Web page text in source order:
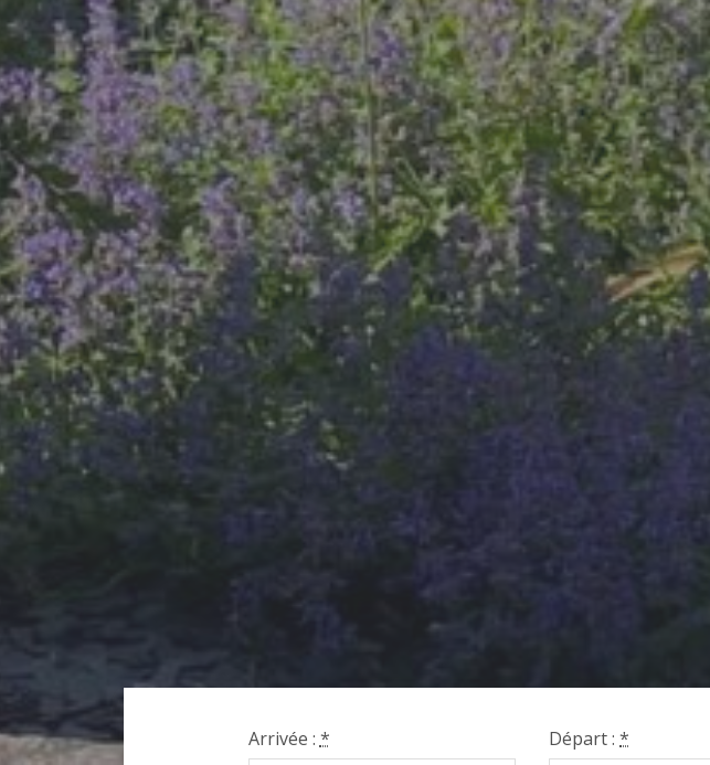
Arrivée : * Départ : *